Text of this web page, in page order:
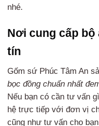
nhé.
Nơi cung cấp
tín
Gốm sứ Phúc Tâm An
bọc đồng chuẩn nhất
Nếu bạn có cần tư vấn
hệ trực tiếp với đơn vị
cũng như tư vấn cho